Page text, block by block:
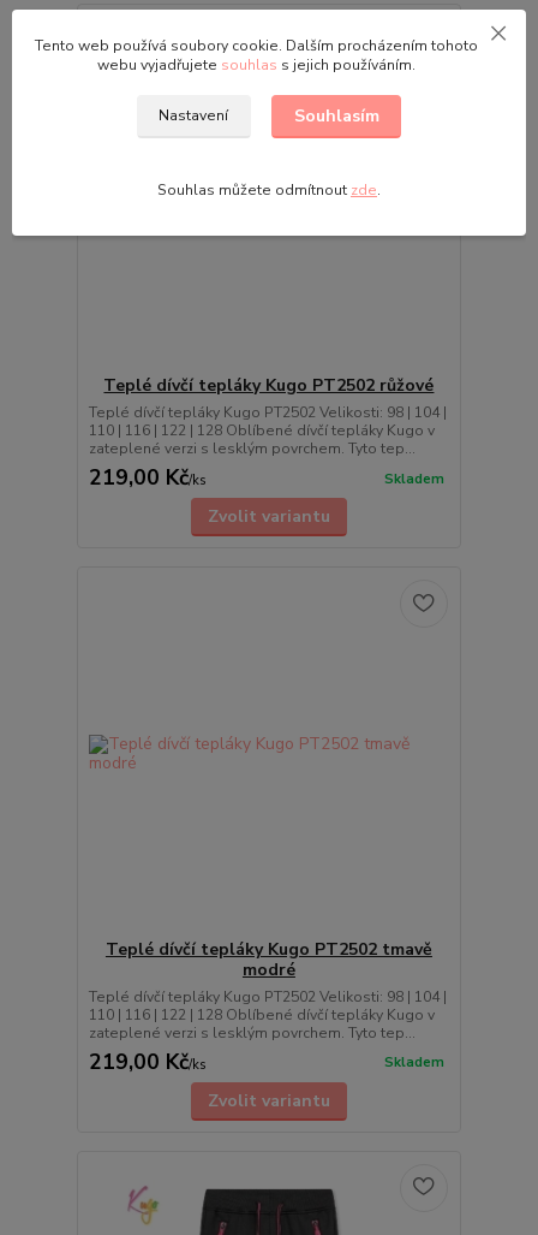
Teplé dívčí tepláky Kugo PT2502 růžové
Teplé dívčí tepláky Kugo PT2502 Velikosti: 98 | 104 |
110 | 116 | 122 | 128 Oblíbené dívčí tepláky Kugo v
zateplené verzi s lesklým povrchem. Tyto tep...
219,00 Kč/ks Skladem
Zvolit variantu
Teplé dívčí tepláky Kugo PT2502 tmavě
modré
Teplé dívčí tepláky Kugo PT2502 Velikosti: 98 | 104 |
110 | 116 | 122 | 128 Oblíbené dívčí tepláky Kugo v
zateplené verzi s lesklým povrchem. Tyto tep...
219,00 Kč/ks Skladem
Zvolit variantu
Tento web používá soubory cookie. Dalším procházením tohoto
webu vyjadřujete souhlas s jejich používáním.
Nastavení Souhlasím
Souhlas můžete odmítnout zde.